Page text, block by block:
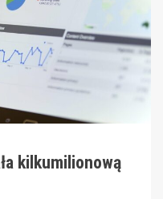
kilkumilionową